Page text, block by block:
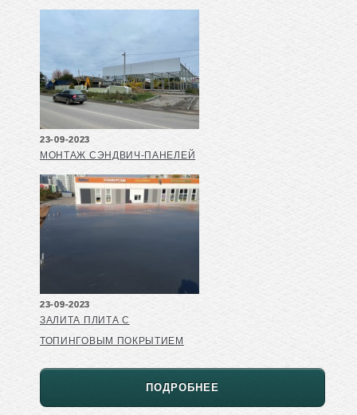
23-09-2023
МОНТАЖ СЭНДВИЧ-ПАНЕЛЕЙ
23-09-2023
ЗАЛИТА ПЛИТА С
ТОПИНГОВЫМ ПОКРЫТИЕМ
ПОДРОБНЕЕ